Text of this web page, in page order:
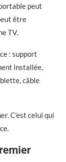
peut
être
TV.
: support
installée,
câble
C’est celui qui